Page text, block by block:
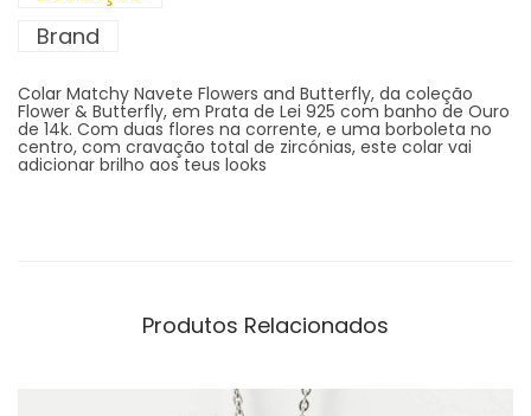
Brand
Colar Matchy Navete Flowers and Butterfly, da coleção
Flower & Butterfly, em Prata de Lei 925 com banho de Ouro
de 14k. Com duas flores na corrente, e uma borboleta no
centro, com cravação total de zircónias, este colar vai
adicionar brilho aos teus looks
Produtos Relacionados